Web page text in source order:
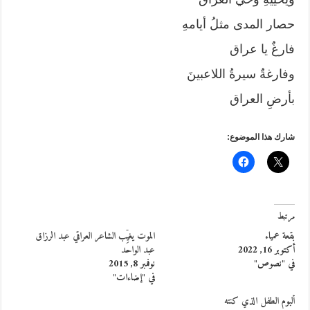
حصار المدى مثلُ أيامهِ
فارغٌ يا عراق
وفارغةٌ سيرةُ اللاعبينَ
بأرضِ العراق
شارك هذا الموضوع:
مرتبط
بقعة عمياء
أكتوبر 16, 2022
في "نصوص"
الموت يغيِّب الشاعر العراقي عبد الرزاق
عبد الواحد
نوفمبر 8, 2015
في "إضاءات"
ألبوم الطفل الذي كنته